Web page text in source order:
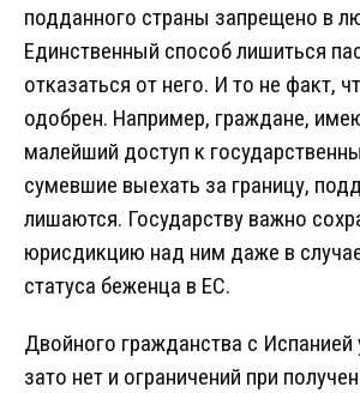
подданного страны запрещено в
Единственный способ лишиться
отказаться от него. И то не факт,
одобрен. Например, граждане,
малейший доступ к
сумевшие выехать за границу,
лишаются. Государству важно
юрисдикцию над ним даже в
статуса беженца в ЕС.
Двойного гражданства с Испанией
зато нет и ограничений при